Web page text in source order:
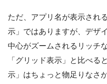
ただ、アプリ名が表示され
示」ではありますが、デザ
中心がズームされるリッチ
「グリッド表示」と比べる
示」はちょっと物足りなさ